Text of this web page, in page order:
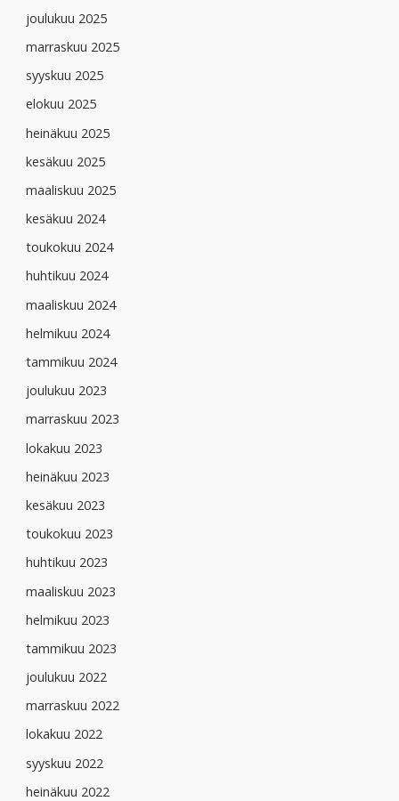
joulukuu 2025
marraskuu 2025
syyskuu 2025
elokuu 2025
heinäkuu 2025
kesäkuu 2025
maaliskuu 2025
kesäkuu 2024
toukokuu 2024
huhtikuu 2024
maaliskuu 2024
helmikuu 2024
tammikuu 2024
joulukuu 2023
marraskuu 2023
lokakuu 2023
heinäkuu 2023
kesäkuu 2023
toukokuu 2023
huhtikuu 2023
maaliskuu 2023
helmikuu 2023
tammikuu 2023
joulukuu 2022
marraskuu 2022
lokakuu 2022
syyskuu 2022
heinäkuu 2022